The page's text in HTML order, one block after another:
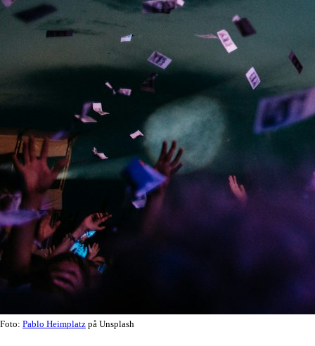
Foto: Pablo Heimplatz på Unsplash